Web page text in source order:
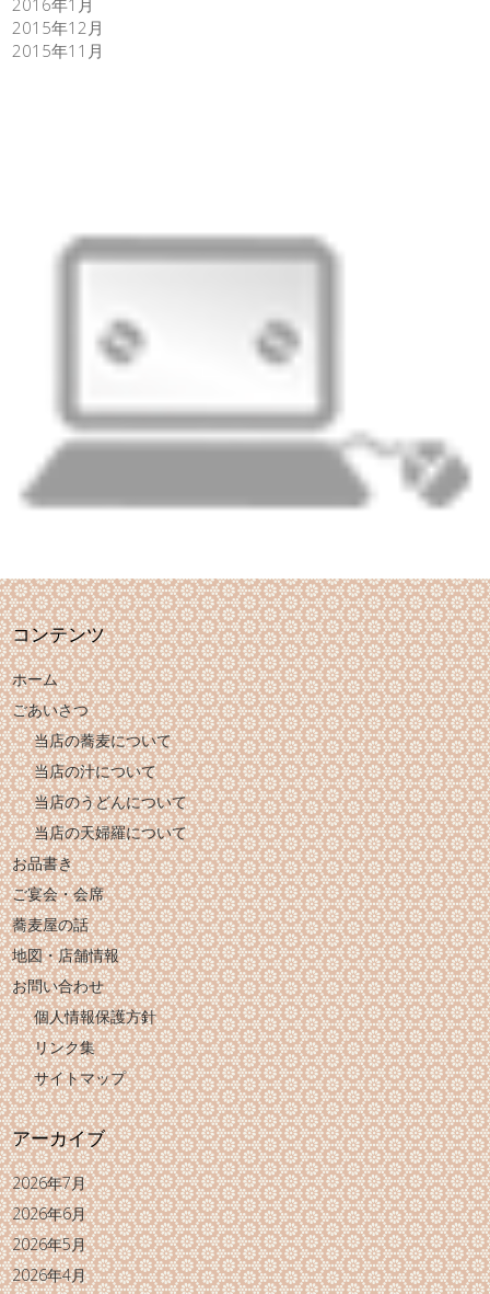
2016年1月
2015年12月
2015年11月
コンテンツ
ホーム
ごあいさつ
当店の蕎麦について
当店の汁について
当店のうどんについて
当店の天婦羅について
お品書き
ご宴会・会席
蕎麦屋の話
地図・店舗情報
お問い合わせ
個人情報保護方針
リンク集
サイトマップ
アーカイブ
2026年7月
2026年6月
2026年5月
2026年4月